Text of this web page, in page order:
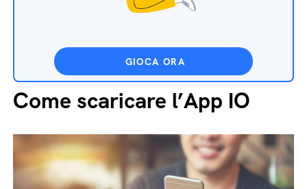
GIOCA ORA
Come scaricare l’App IO